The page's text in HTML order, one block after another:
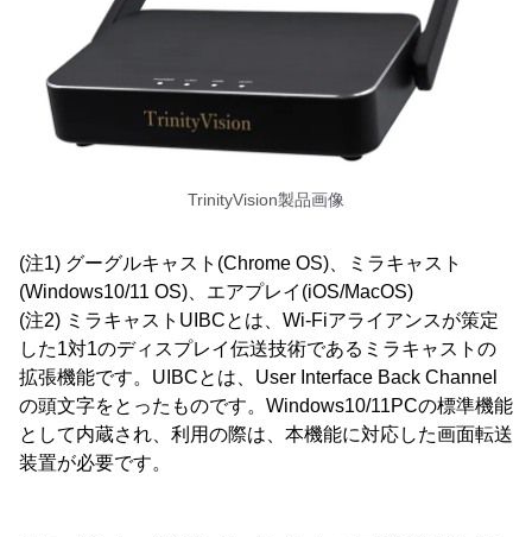
TrinityVision製品画像
(注1) グーグルキャスト(Chrome OS)、ミラキャスト
(Windows10/11 OS)、エアプレイ(iOS/MacOS)
(注2) ミラキャストUIBCとは、Wi-Fiアライアンスが策定
した1対1のディスプレイ伝送技術であるミラキャストの
拡張機能です。UIBCとは、User Interface Back Channel
の頭文字をとったものです。Windows10/11PCの標準機能
として内蔵され、利用の際は、本機能に対応した画面転送
装置が必要です。